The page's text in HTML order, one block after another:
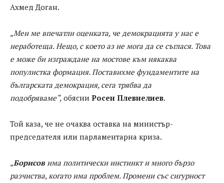
Ахмед Доган.
„Мен ме впечатли оценката, че демокрацията у нас е
неработеща. Нещо, с което аз не мога да се съглася. Това
е може би изграждане на мостове към някаква
популистка формация. Поставихме фундаментите на
българската демокрация, сега трябва да
подобряваме“, обясни Росен Плевнелиев.
Той каза, че не очаква оставка на министър-
председателя или парламентарна криза.
„Борисовима политически инстинкт и много бързо
разчиства, когато има проблем. Промени със сигурност